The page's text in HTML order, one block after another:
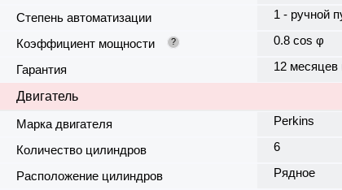
Степень автоматизации 1 - ручной
Коэффициент мощности ? 0.8 cos φ
Гарантия 12 месяцев
Двигатель
Марка двигателя
Perkins
Количество цилиндров 6
Расположение цилиндров Рядное